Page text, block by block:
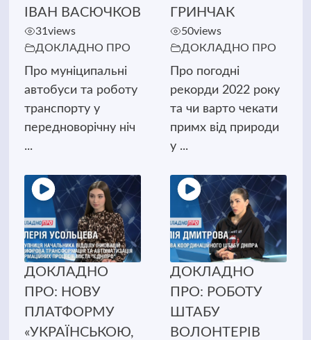
ІВАН ВАСЮЧКОВ
31 views
ДОКЛАДНО ПРО
Про муніципальні
автобуси та роботу
транспорту у
передноворічну ніч
...
ГРИНЧАК
50views
ДОКЛАДНО ПРО
Про погодні
рекорди 2022 року
та чи варто чекати
примх від природи
у ...
ДОКЛАДНО
ПРО: НОВУ
ПЛАТФОРМУ
«УКРАЇНСЬКОЮ,
ДОКЛАДНО
ПРО: РОБОТУ
ШТАБУ
ВОЛОНТЕРІВ